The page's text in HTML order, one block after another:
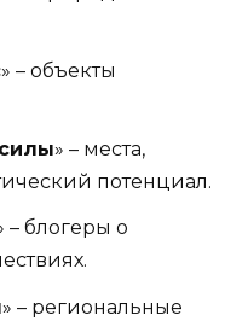
» – объекты
» – места,
потенциал.
– блогеры о
» – региональные